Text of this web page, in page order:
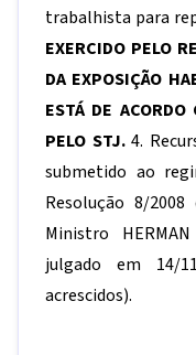
trabalhista para
EXERCIDO PELO
DA EXPOSIÇÃO
ESTÁ DE
PELO STJ.4.
submetido ao
Resolução 8/2008
Ministro HERMAN
julgado em 14/
acrescidos).